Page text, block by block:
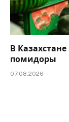
В
помидоры
07.08.2026